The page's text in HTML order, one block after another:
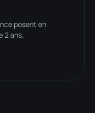
posent en
2 ans.